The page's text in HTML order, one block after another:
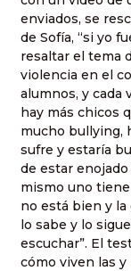
enviados, se
de Sofía, “si yo
resaltar el tema
violencia en el
alumnos, y cada
hay más chicos
mucho bullying,
sufre y estaría
de estar
mismo uno
no está bien y la
lo sabe y lo
escuchar”. El
cómo viven las